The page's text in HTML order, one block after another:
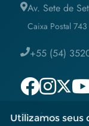
Av. Sete de
Caixa Postal
+55 (54)
Ensino
Utilizamos seus